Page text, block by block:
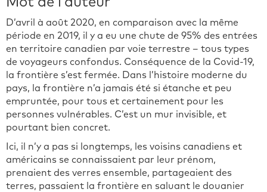
D’avril à août 2020, en comparaison avec la même
période en 2019, il y a eu une chute de 95% des entrées
en territoire canadien par voie terrestre – tous types
de voyageurs confondus. Conséquence de la Covid-19,
la frontière s’est fermée. Dans l’histoire moderne du
pays, la frontière n’a jamais été si étanche et peu
empruntée, pour tous et certainement pour les
personnes vulnérables. C’est un mur invisible, et
pourtant bien concret.
Ici, il n’y a pas si longtemps, les voisins canadiens et
américains se connaissaient par leur prénom,
prenaient des verres ensemble, partageaient des
terres, passaient la frontière en saluant le douanier